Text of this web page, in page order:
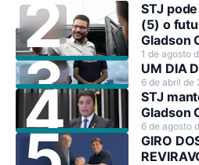
STJ
(5) o
Gladson
1 de agosto
UM DIA
6 de abril de
STJ
Gladson
6 de agosto
GIRO